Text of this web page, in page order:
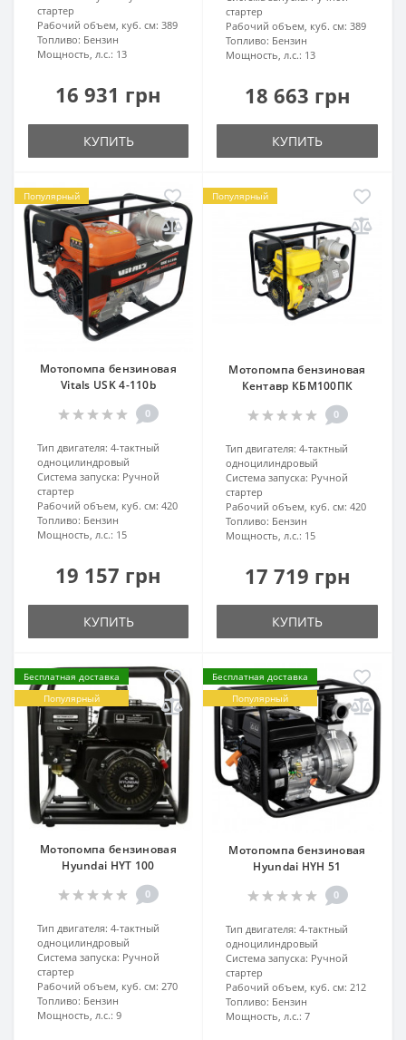
стартер
Рабочий объем, куб. см: 389
Топливо: Бензин
Мощность, л.с.: 13
16 931 грн
КУПИТЬ
стартер
Рабочий объем, куб. см: 389
Топливо: Бензин
Мощность, л.с.: 13
18 663 грн
КУПИТЬ
Популярный
Мотопомпа бензиновая
Vitals USK 4-110b
0
Тип двигателя: 4-тактный
одноцилиндровый
Система запуска: Ручной
стартер
Рабочий объем, куб. см: 420
Топливо: Бензин
Мощность, л.с.: 15
19 157 грн
КУПИТЬ
Популярный
Мотопомпа бензиновая
Кентавр КБМ100ПК
0
Тип двигателя: 4-тактный
одноцилиндровый
Система запуска: Ручной
стартер
Рабочий объем, куб. см: 420
Топливо: Бензин
Мощность, л.с.: 15
17 719 грн
КУПИТЬ
Бесплатная доставка
Популярный
Мотопомпа бензиновая
Hyundai HYT 100
0
Тип двигателя: 4-тактный
одноцилиндровый
Система запуска: Ручной
стартер
Рабочий объем, куб. см: 270
Топливо: Бензин
Мощность, л.с.: 9
Бесплатная доставка
Популярный
Мотопомпа бензиновая
Hyundai HYH 51
0
Тип двигателя: 4-тактный
одноцилиндровый
Система запуска: Ручной
стартер
Рабочий объем, куб. см: 212
Топливо: Бензин
Мощность, л.с.: 7